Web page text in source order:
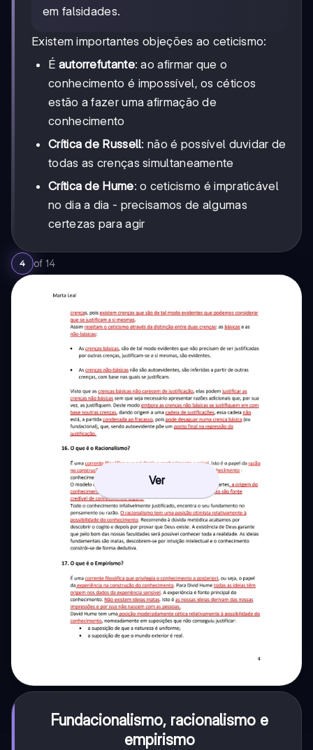
em falsidades.
Existem importantes objeções ao ceticismo:
É autorrefutante: ao afirmar que o
conhecimento é impossível, os céticos
estão a fazer uma afirmação de
conhecimento
Crítica de Russell: não é possível duvidar de
todas as crenças simultaneamente
Crítica de Hume: o ceticismo é impraticável
no dia a dia - precisamos de algumas
certezas para agir
4 of 14
Ver
Fundacionalismo, racionalismo e
empirismo